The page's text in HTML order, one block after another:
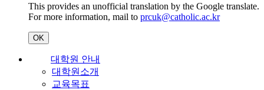
This provides an unofficial translation by the Google translate.
For more information, mail to prcuk@catholic.ac.kr
OK
대학원 안내
대학원소개
교육목표